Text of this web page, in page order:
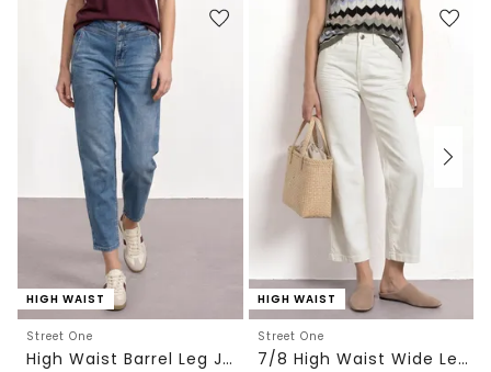
HIGH WAIST
Street One
High Waist Barrel Leg Jeans im Loose Fit
HIGH WAIST
Street One
7/8 High Waist Wide Leg Jeans im Loose Fit